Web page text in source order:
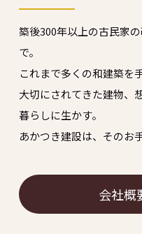
築後300年以上の古民家
で。
これまで多くの和建築を
大切にされてきた建物、
暮らしに生かす。
あかつき建設は、そのお
会社概